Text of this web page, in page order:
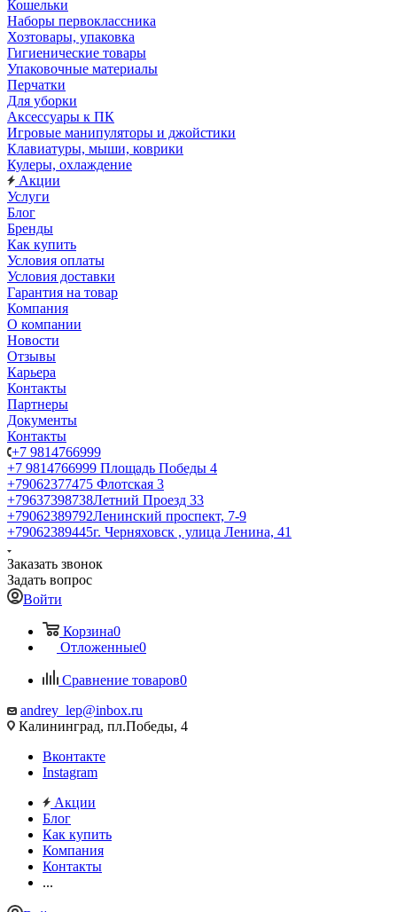
Кошельки
Наборы первоклассника
Хозтовары, упаковка
Гигиенические товары
Упаковочные материалы
Перчатки
Для уборки
Аксессуары к ПК
Игровые манипуляторы и джойстики
Клавиатуры, мыши, коврики
Кулеры, охлаждение
Акции
Услуги
Блог
Бренды
Как купить
Условия оплаты
Условия доставки
Гарантия на товар
Компания
О компании
Новости
Отзывы
Карьера
Контакты
Партнеры
Документы
Контакты
+7 9814766999
+7 9814766999 Площадь Победы 4
+79062377475 Флотская 3
+79637398738Летний Проезд 33
+79062389792Ленинский проспект, 7-9
+79062389445г. Черняховск , улица Ленина, 41
Заказать звонок
Задать вопрос
Войти
Корзина0
Отложенные0
Сравнение товаров0
andrey_lep@inbox.ru
Калининград, пл.Победы, 4
Вконтакте
Instagram
Акции
Блог
Как купить
Компания
Контакты
...